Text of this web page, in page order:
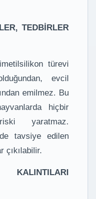
TEDBİRLER
türevi
evcil
emilmez. Bu
hiçbir
yaratmaz.
tavsiye edilen
çıkılabilir.